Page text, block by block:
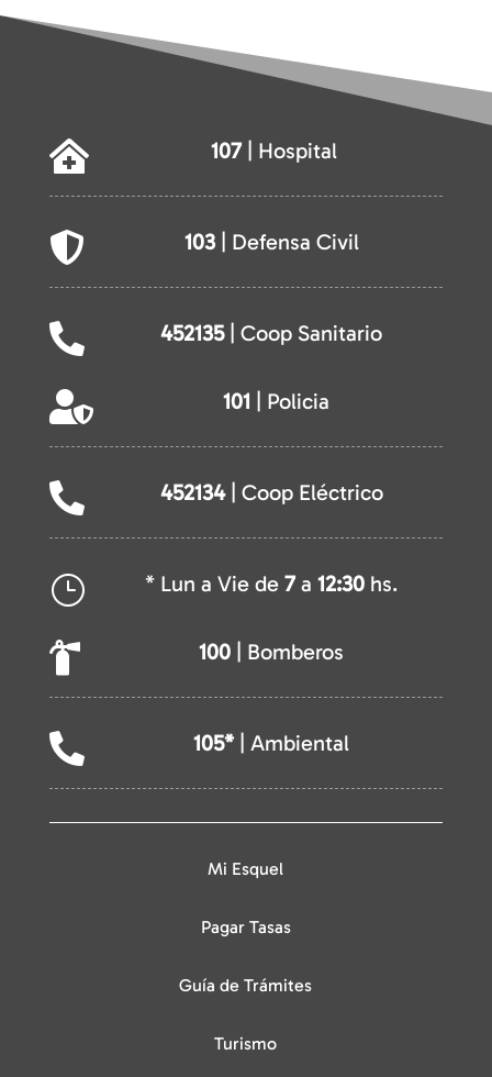
 107| Hospital
 103| Defensa Civil
 452135| Coop Sanitario
 101 | Policia
 452134| Coop Eléctrico
} * Lun a Vie de7 a12:30 hs.
 100 | Bomberos
 105* | Ambiental
Mi Esquel
Pagar Tasas
Guía de Trámites
Turismo